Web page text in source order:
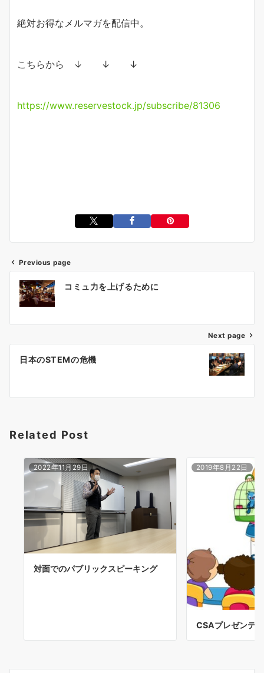
絶対お得なメルマガを配信中。
こちらから ↓ ↓ ↓
https://www.reservestock.jp/subscribe/81306
ビ
ン
Previous page
コミュ力を上げるために
Next page
日本のSTEMの危機
Related Post
2022年11月29日
対面でのパブリックスピーキング
2019年8月22日
CSAプレゼンテ